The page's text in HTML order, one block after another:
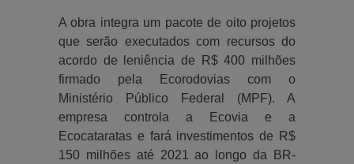
A obra integra um pacote de oito projetos
que serão executados com recursos do
acordo de leniência de R$ 400 milhões
firmado pela Ecorodovias com o
Ministério Público Federal (MPF). A
empresa controla a Ecovia e a
Ecocataratas e fará investimentos de R$
150 milhões até 2021 ao longo da BR-